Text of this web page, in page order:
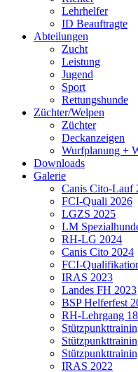
Lehrhelfer
ID Beauftragte
Abteilungen
Zucht
Leistung
Jugend
Sport
Rettungshunde
Züchter/Welpen
Züchter
Deckanzeigen
Wurfplanung +
Downloads
Galerie
Canis Cito-Lauf
FCI-Quali 2026
LGZS 2025
LM
RH-LG 2024
Canis Cito 2024
FCI-
IRAS 2023
Landes FH 2023
BSP Helferfest
RH-Lehrgang
IRAS 2022